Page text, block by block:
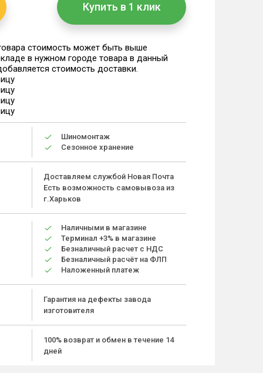
Купить в 1 клик
стоимость может быть выше
в нужном городе товара в данный
стоимость доставки.
Шиномонтаж
Сезонное хранение
Доставляем службой Новая Почта
Есть возможность самовывоза из
г.Харьков
Наличными в магазине
Терминал +3% в магазине
Безналичный расчет с НДС
Безналичный расчёт на ФЛП
Наложенный платеж
Гарантия на дефекты завода
изготовителя
100% возврат и обмен в течение 14
дней